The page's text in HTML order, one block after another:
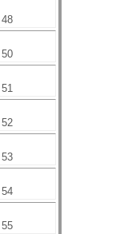
48
50
51
52
53
54
55